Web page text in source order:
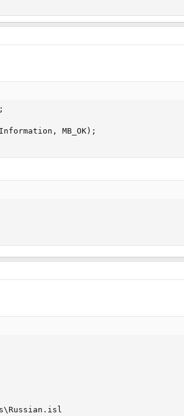
MB_OK);